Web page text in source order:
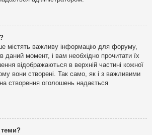
містять важливу інформацію для форуму,
даний момент, і вам необхідно прочитати їх
відображаються в верхній частині кожної
вони створені. Так само, як і з важливими
створення оголошень надається
теми?